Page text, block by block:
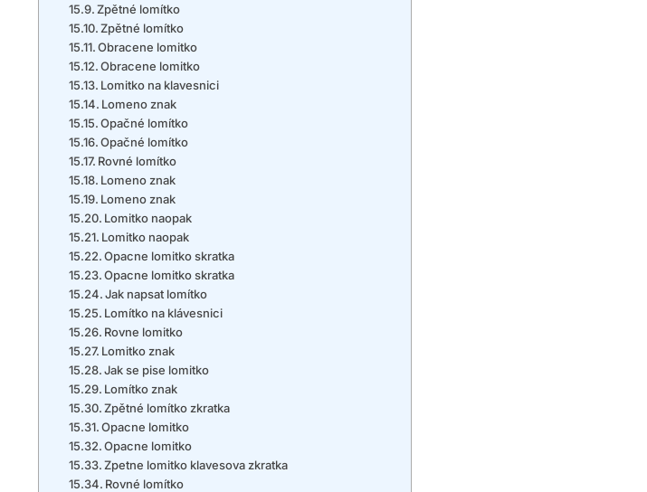
Zpětné lomítko
Zpětné lomítko
Obracene lomitko
Obracene lomitko
Lomitko na klavesnici
Lomeno znak
Opačné lomítko
Opačné lomítko
Rovné lomítko
Lomeno znak
Lomeno znak
Lomitko naopak
Lomitko naopak
Opacne lomitko skratka
Opacne lomitko skratka
Jak napsat lomítko
Lomítko na klávesnici
Rovne lomitko
Lomitko znak
Jak se pise lomitko
Lomítko znak
Zpětné lomítko zkratka
Opacne lomitko
Opacne lomitko
Zpetne lomitko klavesova zkratka
Rovné lomítko